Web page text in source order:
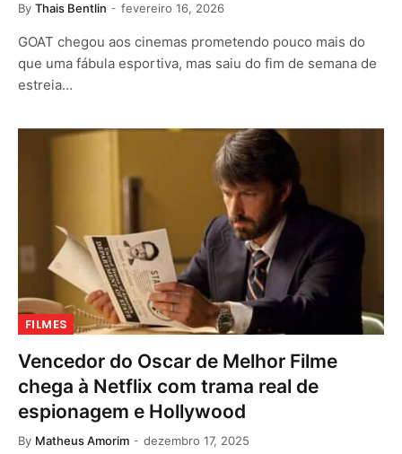
By Thais Bentlin fevereiro 16, 2026
GOAT chegou aos cinemas prometendo pouco mais do
que uma fábula esportiva, mas saiu do fim de semana de
estreia…
FILMES
Vencedor do Oscar de Melhor Filme
chega à Netflix com trama real de
espionagem e Hollywood
By Matheus Amorim dezembro 17, 2025